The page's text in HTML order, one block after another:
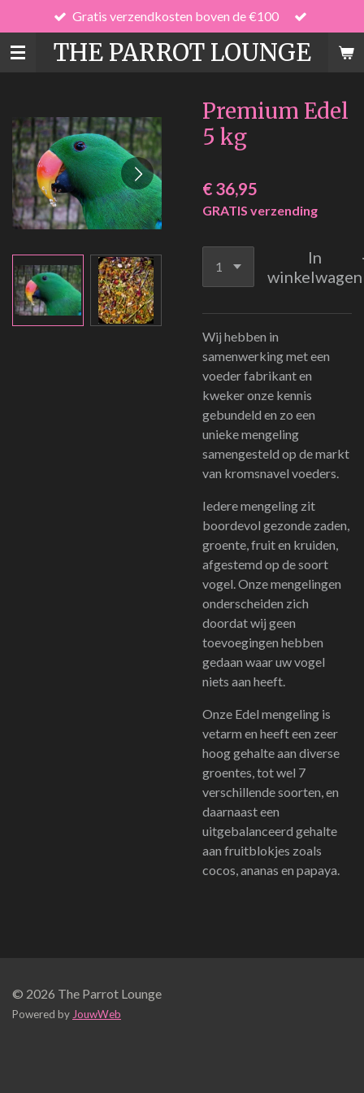
direct
naar
de
THE PARROT LOUNGE
Gratis verzendkosten boven de €100
Premium Edel
5 kg
€ 36,95
GRATIS verzending
In
winkelwagen
Wij hebben in
samenwerking met een
voeder fabrikant en
kweker onze kennis
gebundeld en zo een
unieke mengeling
samengesteld op de markt
van kromsnavel voeders.
Iedere mengeling zit
boordevol gezonde zaden,
groente, fruit en kruiden,
afgestemd op de soort
vogel. Onze mengelingen
onderscheiden zich
doordat wij geen
toevoegingen hebben
gedaan waar uw vogel
niets aan heeft.
Onze Edel mengeling is
vetarm en heeft een zeer
hoog gehalte aan diverse
groentes, tot wel 7
verschillende soorten, en
daarnaast een
uitgebalanceerd gehalte
aan fruitblokjes zoals
cocos, ananas en papaya.
© 2026 The Parrot Lounge
Powered by JouwWeb